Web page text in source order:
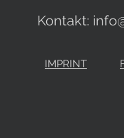
Kontakt:
IMPRINT